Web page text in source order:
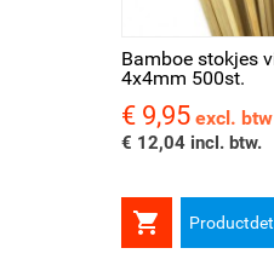
Bamboe stokjes
4x4mm 500st.
Prijs
€ 9,95 excl. btw
€ 12,04 incl. btw.
